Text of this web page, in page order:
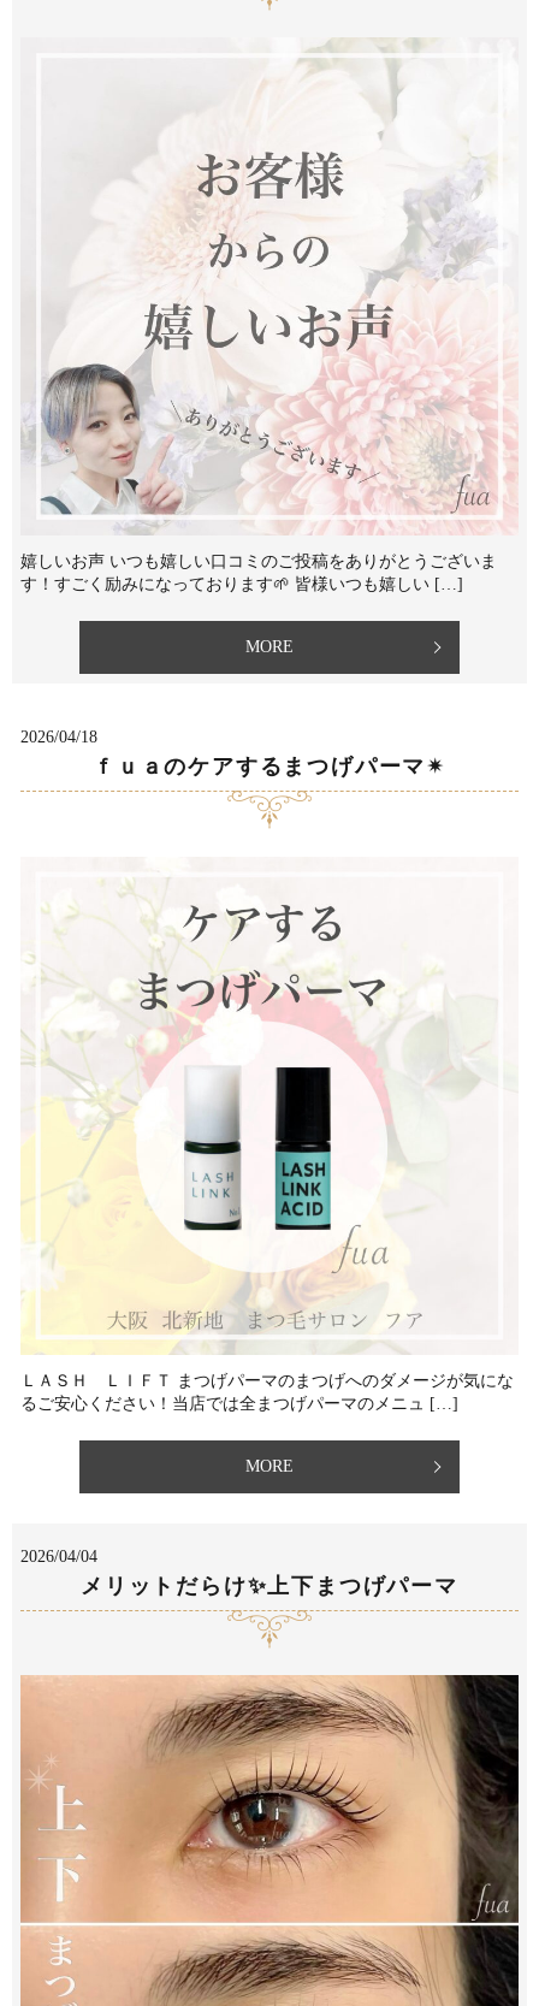
嬉しいお声 いつも嬉しい口コミのご投稿をありがとうございま
す！すごく励みになっております🌱 ⁡皆様いつも嬉しい […]
MORE
2026/04/18
ｆｕａのケアするまつげパーマ✴︎
ＬＡＳＨ ＬＩＦＴ まつげパーマのまつげへのダメージが気にな
る⁡ご安心ください！当店では全まつげパーマのメニュ […]
MORE
2026/04/04
メリットだらけ✨上下まつげパーマ